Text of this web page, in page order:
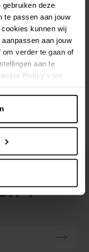
gebruiken deze
te passen aan jouw
kunnen wij
aan jouw
om verder te gaan of
aan te
Policy voor
?